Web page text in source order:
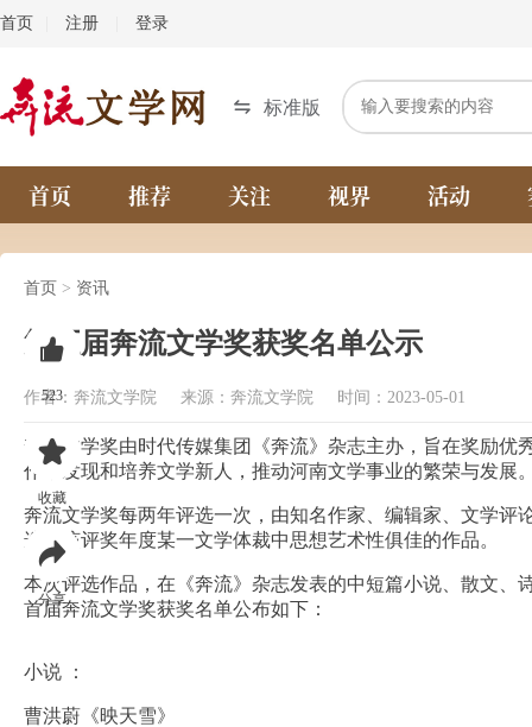
首页 注册 登录
标准版
首页 推荐 关注 视界 活动
523
收藏
分享
首页 > 资讯
第五届奔流文学奖获奖名单公示
作者：奔流文学院 来源：奔流文学院 时间：2023-05-01
奔流文学奖由时代传媒集团《奔流》杂志主办，旨在奖励优
作，发现和培养文学新人，推动河南文学事业的繁荣与发展
奔流文学奖每两年评选一次，由知名作家、编辑家、文学评
选出该评奖年度某一文学体裁中思想艺术性俱佳的作品。
本次评选作品，在《奔流》杂志发表的中短篇小说、散文、
首届奔流文学奖获奖名单公布如下：
小说 ：
曹洪蔚《映天雪》